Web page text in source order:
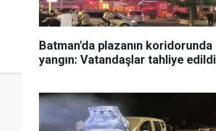
Batman'da plazanın koridorunda
yangın: Vatandaşlar tahliye edildi